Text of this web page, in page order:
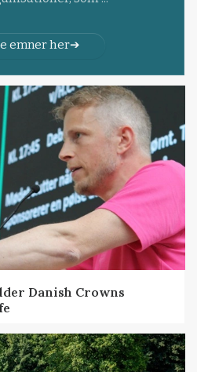
emner her
Danish Crowns